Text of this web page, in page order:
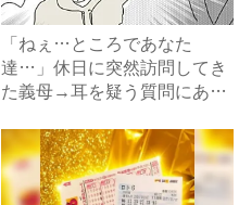
「ねぇ…ところであなた
達…」休日に突然訪問してき
た義母→耳を疑う質問にあ